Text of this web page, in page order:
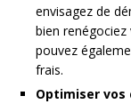
envisagez de
bien
pouvez
frais.
Optimiser vos